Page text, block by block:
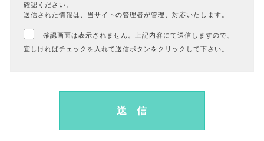
確認ください。
送信された情報は、当サイトの管理者が管理、対応いたします。
確認画面は表示されません。上記内容にて送信しますので、
宜しければチェックを入れて送信ボタンをクリックして下さい。